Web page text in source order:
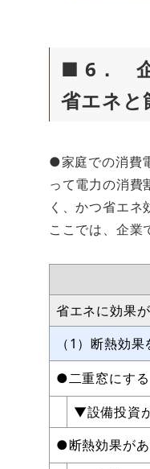
■ 6． 企
省エネと
●家庭での消費
って電力の消費
く、かつ省エネ
ここでは、企業
省エネに効果
（1）断熱効
●二重窓にする
▼設備投資
●断熱効果があ